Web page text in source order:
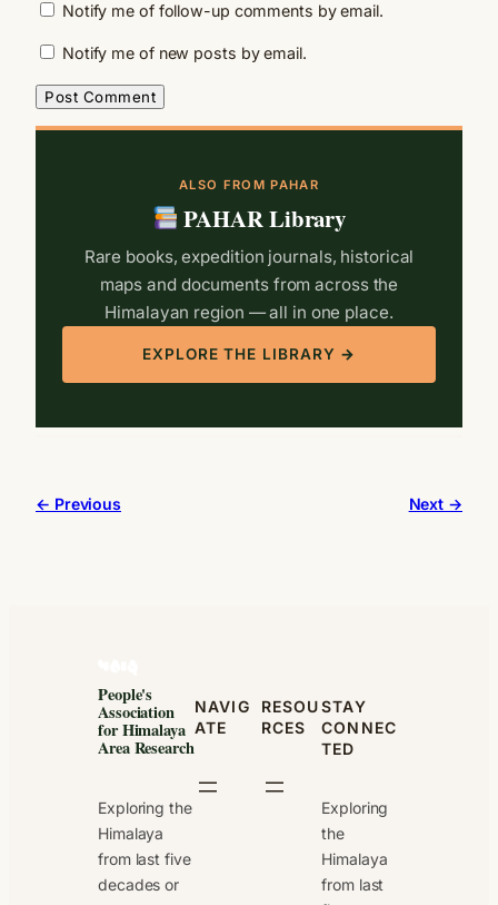
Notify me of follow-up comments by email.
Notify me of new posts by email.
ALSO FROM PAHAR
PAHAR Library
Rare books, expedition journals, historical
maps and documents from across the
Himalayan region — all in one place.
EXPLORE THE LIBRARY →
← Previous Next →
People's
Association
for Himalaya
Area Research
Exploring the
Himalaya
from last five
decades or
NAVIG
ATE
RESOU
RCES
STAY
CONNEC
TED
Exploring
the
Himalaya
from last